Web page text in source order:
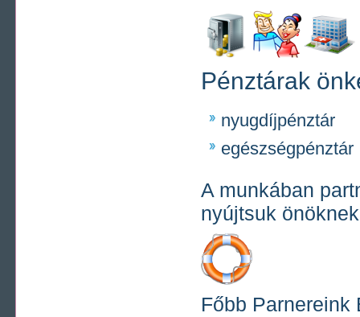
Pénztárak
nyugdíjpénztár
egészségpénztár
A munkában
nyújtsuk
Főbb Parnereink